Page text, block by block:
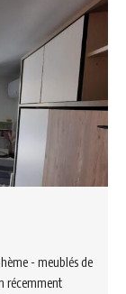
- meublés de
récemment